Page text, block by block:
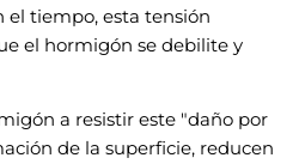
el tiempo, esta tensión
el hormigón se debilite y
a resistir este "daño por
de la superficie, reducen